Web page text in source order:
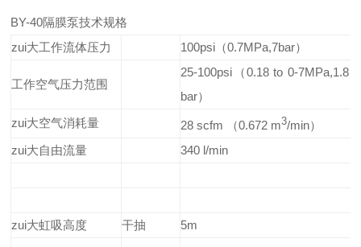
BY-40隔膜泵技术规格
zui大工作流体压力
100psi（0.7MPa,7bar）
工作空气压力范围
25-100psi（0.18 to 0-7MPa,1.8
bar）
zui大空气消耗量
28 scfm （0.672 m3/min）
zui大自由流量
340 l/min
zui大虹吸高度 干抽 5m